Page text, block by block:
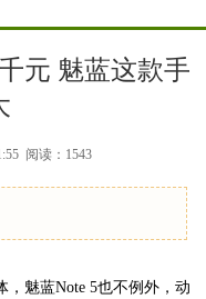
元 魅蓝这款手
阅读：1543
，魅蓝Note 5也不例外，动